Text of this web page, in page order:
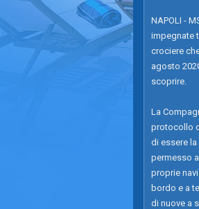
NAPOLI -
impegnate
crociere
agosto
scoprire.
La
protocollo
di essere
permesso
proprie
bordo e a
di nuove a